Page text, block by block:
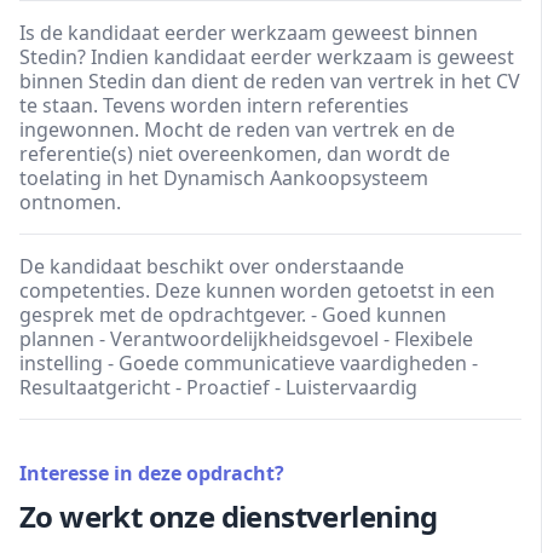
Is de kandidaat eerder werkzaam geweest binnen
Stedin? Indien kandidaat eerder werkzaam is geweest
binnen Stedin dan dient de reden van vertrek in het CV
te staan. Tevens worden intern referenties
ingewonnen. Mocht de reden van vertrek en de
referentie(s) niet overeenkomen, dan wordt de
toelating in het Dynamisch Aankoopsysteem
ontnomen.
De kandidaat beschikt over onderstaande
competenties. Deze kunnen worden getoetst in een
gesprek met de opdrachtgever. - Goed kunnen
plannen - Verantwoordelijkheidsgevoel - Flexibele
instelling - Goede communicatieve vaardigheden -
Resultaatgericht - Proactief - Luistervaardig
Interesse in deze opdracht?
Zo werkt onze dienstverlening